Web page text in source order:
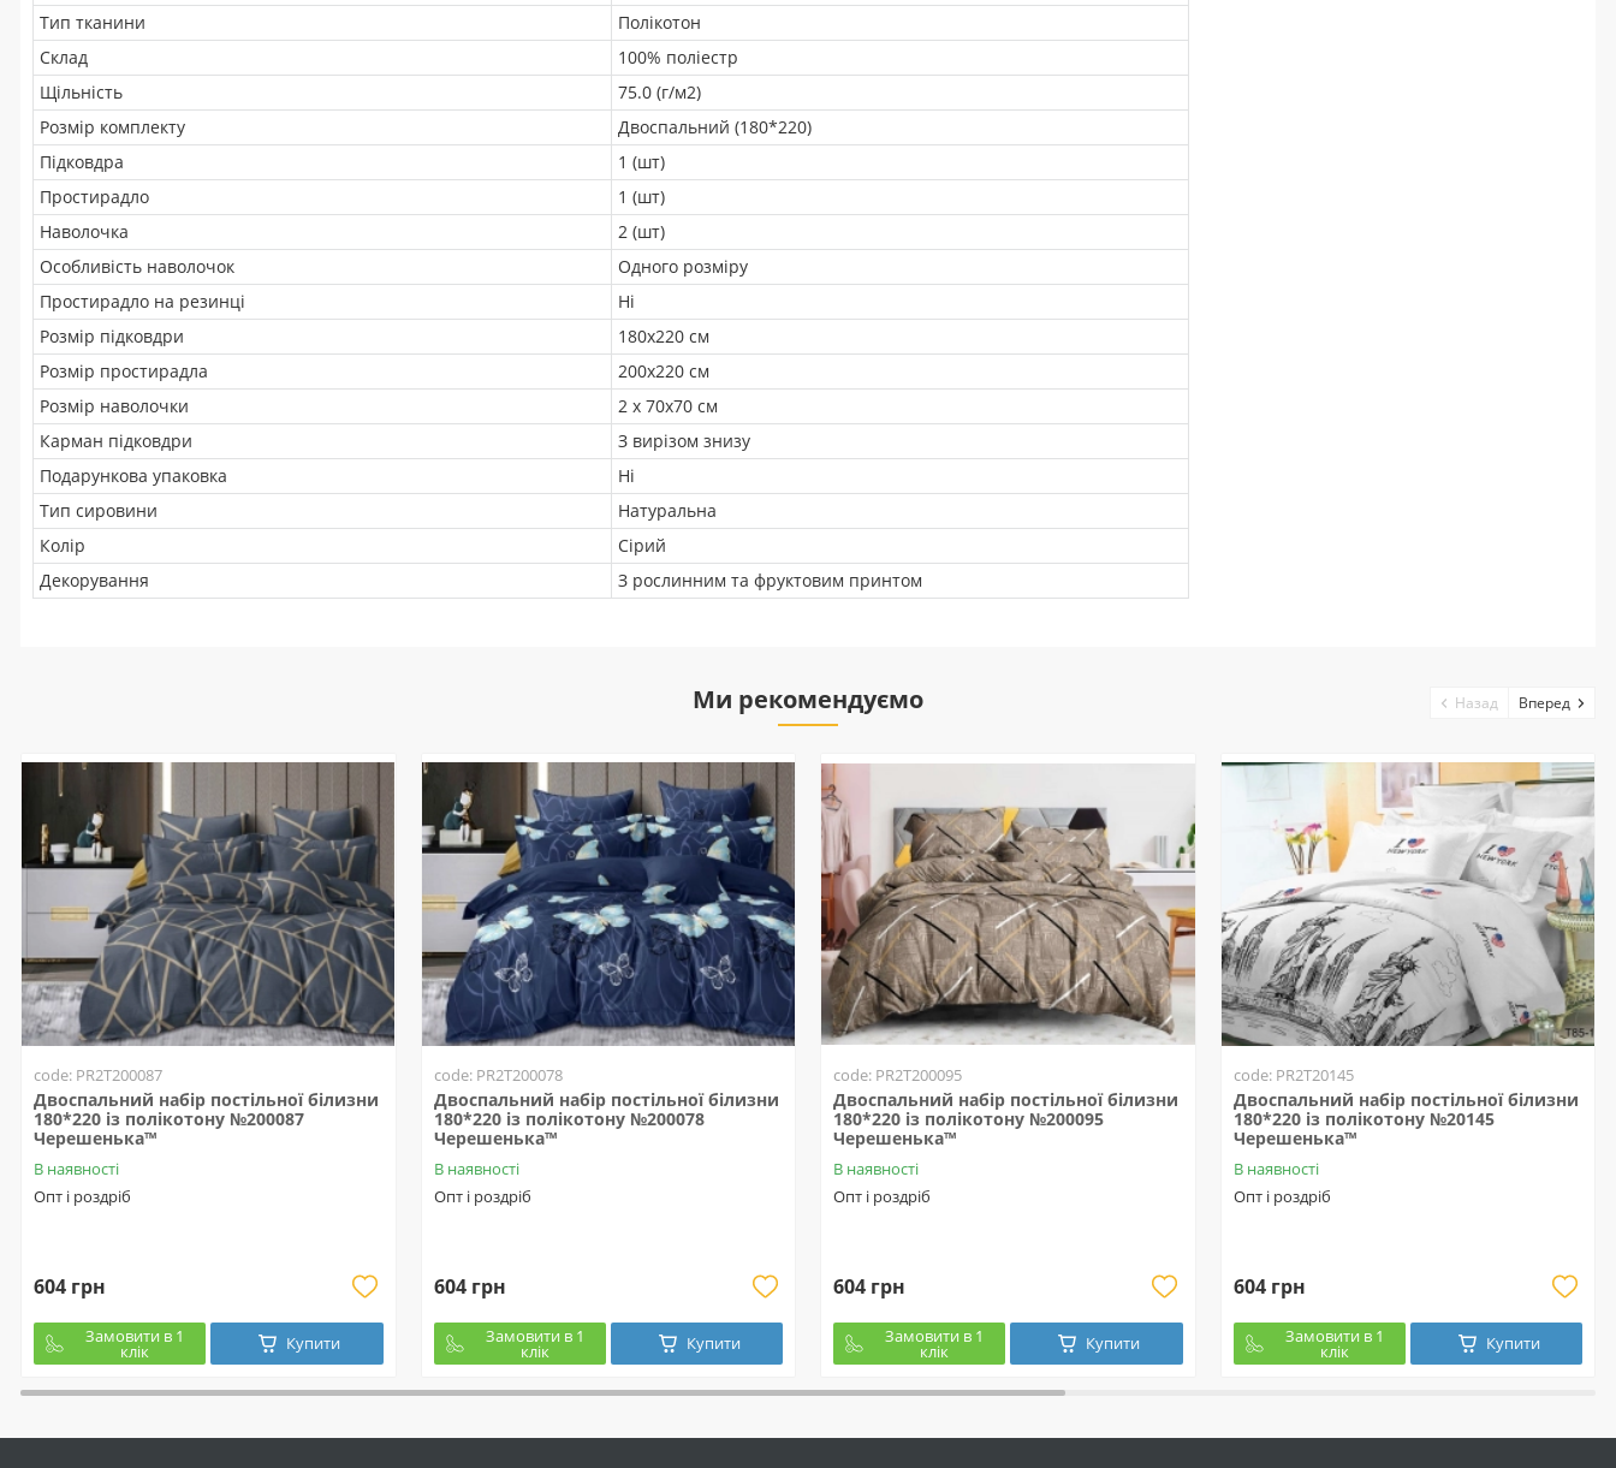
Тип тканини
Полікотон
Склад
100% поліестр
Щільність
75.0 (г/м2)
Розмір комплекту
Двоспальний (180*220)
Підковдра
1 (шт)
Простирадло
1 (шт)
Наволочка
2 (шт)
Особливість наволочок
Одного розміру
Простирадло на резинці
Ні
Розмір підковдри
180х220 см
Розмір простирадла
200х220 см
Розмір наволочки
2 х 70х70 см
Карман підковдри
З вирізом знизу
Подарункова упаковка
Ні
Тип сировини
Натуральна
Колір
Сірий
Декорування
З рослинним та фруктовим принтом
Ми рекомендуємо
code: PR2T200087
Двоспальний набір постільної білизни
180*220 із полікотону №200087
Черешенька™
В наявності
Опт і роздріб
604 грн
Замовити в 1
клік Купити
code: PR2T200078
Двоспальний набір постільної білизни
180*220 із полікотону №200078
Черешенька™
В наявності
Опт і роздріб
604 грн
Замовити в 1
клік Купити
code: PR2T200095
Двоспальний набір постільної білизни
180*220 із полікотону №200095
Черешенька™
В наявності
Опт і роздріб
604 грн
Замовити в 1
клік Купити
code: PR2T20145
Двоспальний набір постільної білизни
180*220 із полікотону №20145
Черешенька™
В наявності
Опт і роздріб
604 грн
Замовити в 1
клік Купити
Назад Вперед